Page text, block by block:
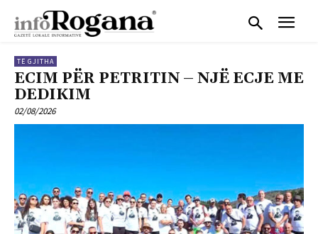
TË GJITHA
ECIM PËR PETRITIN – NJË ECJE ME
DEDIKIM
02/08/2026